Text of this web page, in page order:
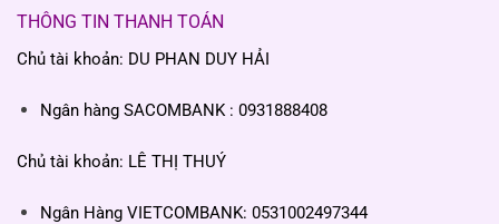
THÔNG TIN THANH TOÁN
Chủ tài khoản: DU PHAN DUY HẢI
Ngân hàng SACOMBANK : 0931888408
Chủ tài khoản: LÊ THỊ THUÝ
Ngân Hàng VIETCOMBANK: 0531002497344